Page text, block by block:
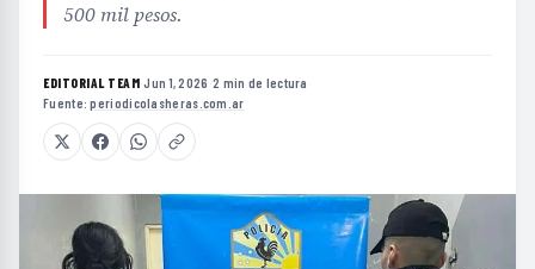
500 mil pesos.
EDITORIAL TEAM·Jun 1, 2026 ·2 min de lectura ·
Fuente:periodicolasheras.com.ar